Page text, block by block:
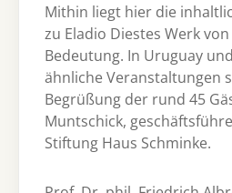
Mithin liegt hier die
zu Eladio Diestes Werk
Bedeutung. In Uruguay
ähnliche Veranstaltungen
Begrüßung der rund 45
Muntschick,
Stiftung Haus Schminke.